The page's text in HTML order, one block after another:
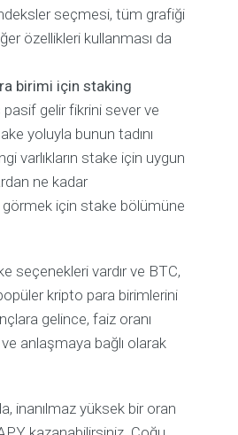
seçmesi, tüm grafiği
özellikleri kullanması da
birimi için staking
pasif gelir fikrini sever ve
yoluyla bunun tadını
varlıkların stake için uygun
ne kadar
görmek için stake bölümüne
seçenekleri vardır ve BTC,
kripto para birimlerini
gelince, faiz oranı
anlaşmaya bağlı olarak
inanılmaz yüksek bir oran